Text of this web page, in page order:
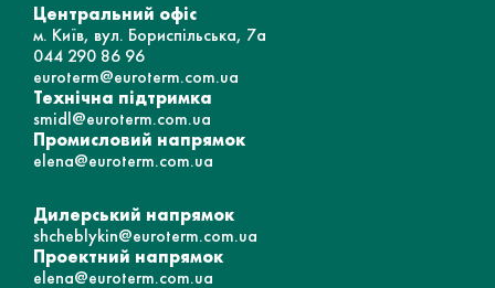
Центральний офіс
м. Київ, вул. Бориспільська, 7а
044 290 86 96
euroterm@euroterm.com.ua
Технічна підтримка
smidl@euroterm.com.ua
Промисловий напрямок
elena@euroterm.com.ua
Дилерський напрямок
shcheblykin@euroterm.com.ua
Проектний напрямок
elena@euroterm.com.ua